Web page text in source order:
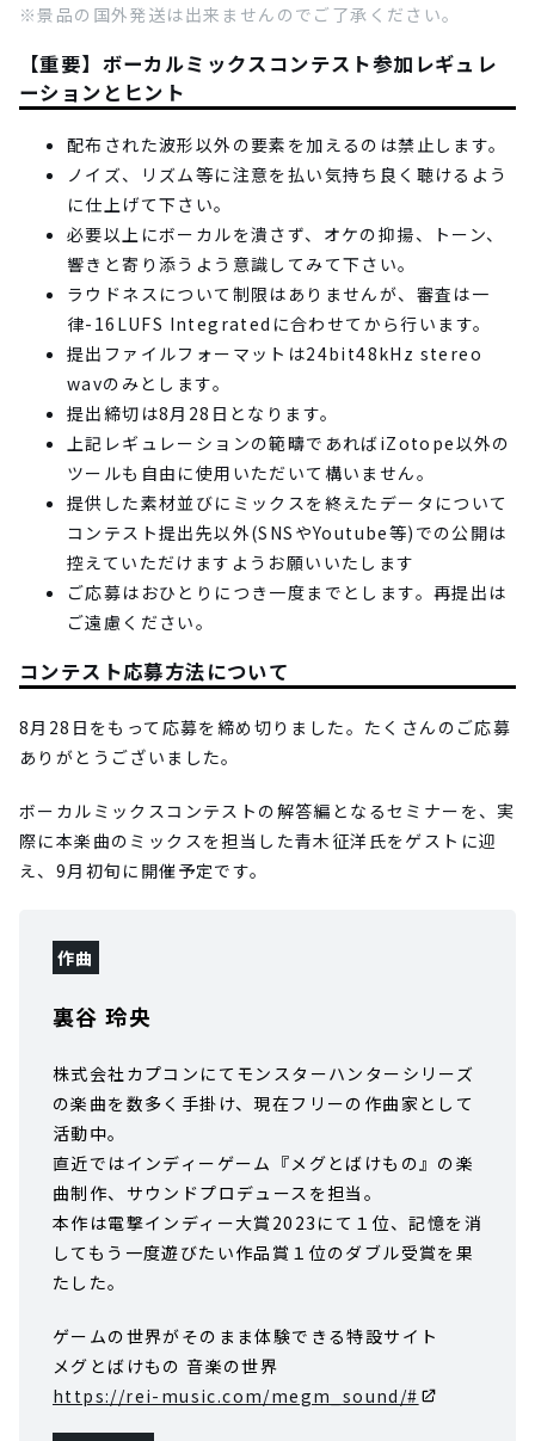
※景品の国外発送は出来ませんのでご了承ください。
【重要】ボーカルミックスコンテスト参加レギュレ
ーションとヒント
配布された波形以外の要素を加えるのは禁止します。
ノイズ、リズム等に注意を払い気持ち良く聴けるよう
に仕上げて下さい。
必要以上にボーカルを潰さず、オケの抑揚、トーン、
響きと寄り添うよう意識してみて下さい。
ラウドネスについて制限はありませんが、審査は一
律-16LUFS Integratedに合わせてから行います。
提出ファイルフォーマットは24bit48kHz stereo
wavのみとします。
提出締切は8月28日となります。
上記レギュレーションの範疇であればiZotope以外の
ツールも自由に使用いただいて構いません。
提供した素材並びにミックスを終えたデータについて
コンテスト提出先以外(SNSやYoutube等)での公開は
控えていただけますようお願いいたします
ご応募はおひとりにつき一度までとします。再提出は
ご遠慮ください。
コンテスト応募方法について
8月28日をもって応募を締め切りました。たくさんのご応募
ありがとうございました。
ボーカルミックスコンテストの解答編となるセミナーを、実
際に本楽曲のミックスを担当した青木征洋氏をゲストに迎
え、9月初旬に開催予定です。
作曲
裏谷 玲央
株式会社カプコンにてモンスターハンターシリーズ
の楽曲を数多く手掛け、現在フリーの作曲家として
活動中。
直近ではインディーゲーム『メグとばけもの』の楽
曲制作、サウンドプロデュースを担当。
本作は電撃インディー大賞2023にて１位、記憶を消
してもう一度遊びたい作品賞１位のダブル受賞を果
たした。
ゲームの世界がそのまま体験できる特設サイト
メグとばけもの 音楽の世界
https://rei-music.com/megm_sound/#